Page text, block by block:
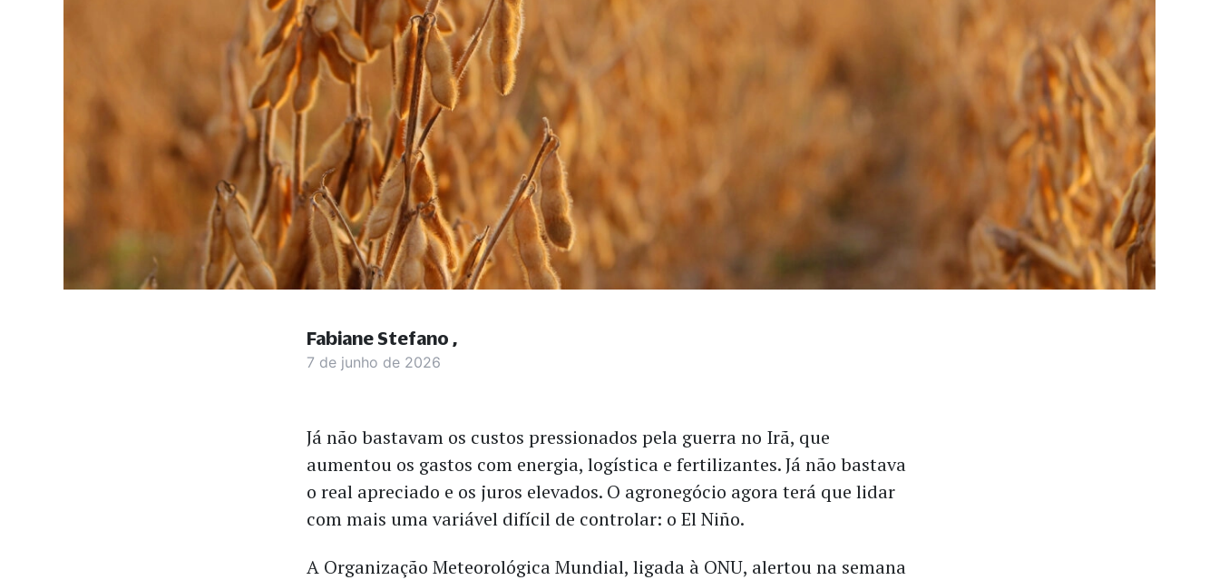
7 de junho de 2026
Já não bastavam os custos pressionados pela guerra no Irã, que
aumentou os gastos com energia, logística e fertilizantes. Já não bastava
o real apreciado e os juros elevados. O agronegócio agora terá que lidar
com mais uma variável difícil de controlar: o El Niño.
A Organização Meteorológica Mundial, ligada à ONU, alertou na semana
Fabiane Stefano